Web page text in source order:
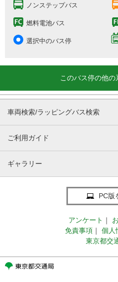
ノンステップバス
燃料電池バス
選択中のバス停
このバス停の他の
車両検索/ラッピングバス検索
ご利用ガイド
ギャラリー
PC版
アンケート ｜
免責事項 ｜
個人
東京都交